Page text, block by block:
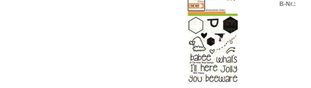
B-Nr.: